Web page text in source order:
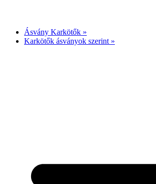
Ásvány Karkötők »
Karkötők ásványok szerint »